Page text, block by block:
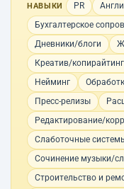
НАВЫКИ PR
Бухгалтерское
Дневники/блоги
Креатив/копирайтинг
Нейминг
Пресс-релизы
Редактирование/
Слаботочные
Сочинение музыки/
Строительство и